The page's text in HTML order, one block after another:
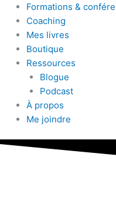
Formations &
Coaching
Mes livres
Boutique
Ressources
Blogue
Podcast
À propos
Me joindre